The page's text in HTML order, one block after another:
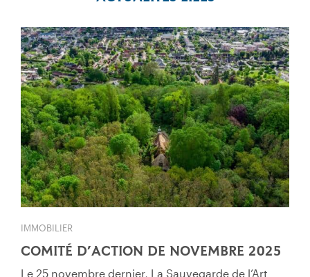
IMMOBILIER
COMITÉ D’ACTION DE NOVEMBRE 2025
Le 25 novembre dernier, La Sauvegarde de l’Art